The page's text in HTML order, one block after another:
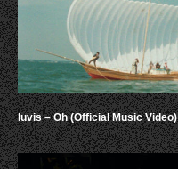
luvis – Oh (Official Music Video)